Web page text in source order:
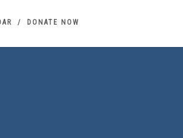
DONATE NOW